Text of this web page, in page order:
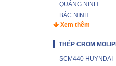
QUẢNG NINH
BẮC NINH
Xem thêm
THÉP CROM
SCM440 HUYNDAI